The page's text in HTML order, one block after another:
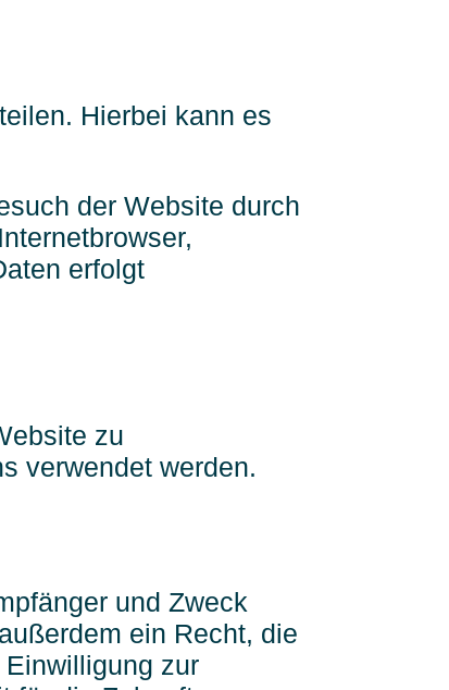
Hierbei kann es
der Website durch
erfolgt
zu
verwendet werden.
und Zweck
ein Recht, die
zur